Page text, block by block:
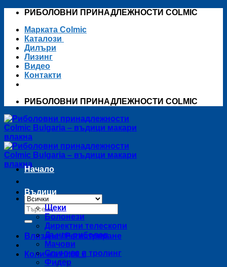
Skip
content
РИБОЛОВНИ ПРИНАДЛЕЖНОСТИ COLMIC
Марката Colmic
Каталози
Дилъри
Лизинг
Видео
Контакти
РИБОЛОВНИ ПРИНАДЛЕЖНОСТИ COLMIC
Търсене
за:
Влизане / Регистриране
Количка /0,00 €
Начало
Въдици
Щеки
Болонези
Директни телескопи
Дънен риболов
Мачови
Спининг и тролинг
Фидер